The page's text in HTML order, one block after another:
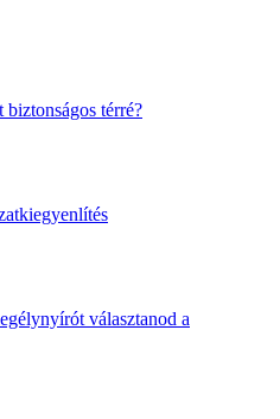
térré?
választanod a